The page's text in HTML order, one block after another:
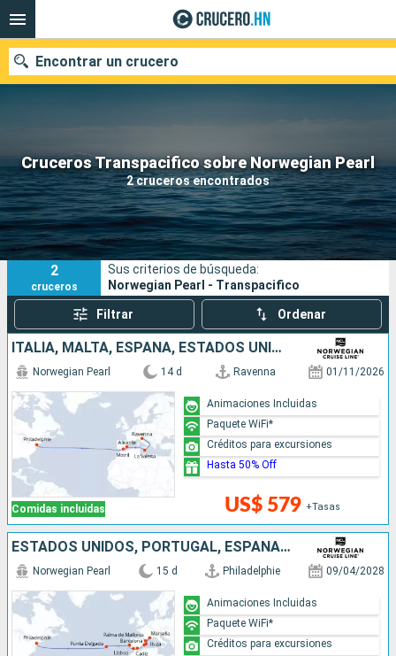
Cruceros Transpacifico sobre Norwegian Pearl
2 cruceros encontrados
Encontrar un crucero
Nuestros destinos
Fecha de salida
Puertos Compañías
Buscar
2
cruceros
Sus criterios de búsqueda:
Norwegian Pearl - Transpacifico
Filtrar Ordenar
ITALIA, MALTA, ESPAÑA, ESTADOS UNIDOS
Comidas incluidas
Norwegian Pearl 14 d Ravenna 01/11/2026
US$ 579 +Tasas
Animaciones Incluidas
Paquete WiFi*
Créditos para excursiones
Hasta 50% Off
ESTADOS UNIDOS, PORTUGAL, ESPAÑA, FRANCIA
Norwegian Pearl 15 d Philadelphie 09/04/2028
Animaciones Incluidas
Paquete WiFi*
Créditos para excursiones